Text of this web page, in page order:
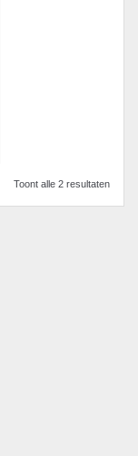
Toont alle 2 resultaten